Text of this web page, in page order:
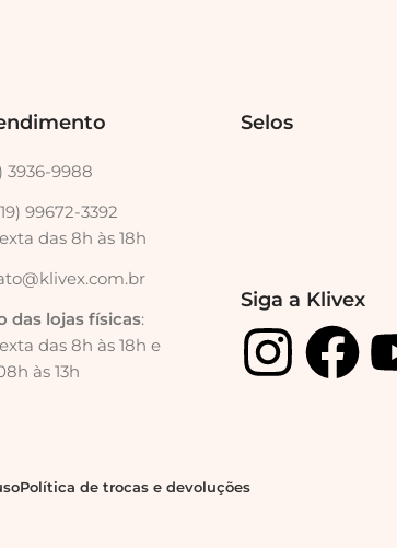
3936-9988
99672-3392
das 8h às 18h
das lojas físicas:
das 8h às 18h e
às 13h
Selos
Siga a Klivex
Política de trocas e devoluções